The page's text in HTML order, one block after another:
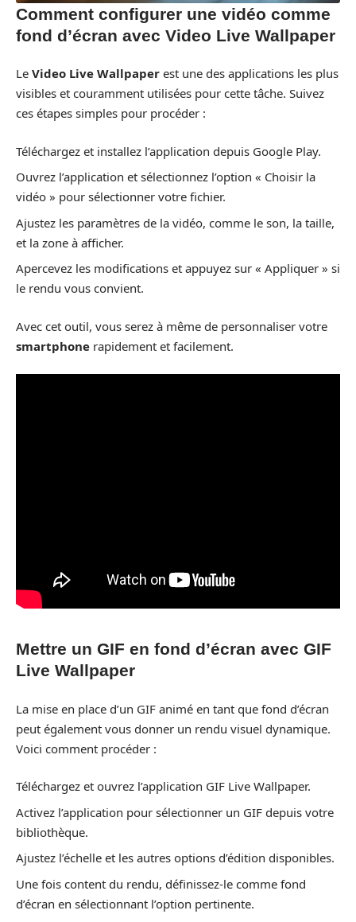
Comment configurer une vidéo comme
fond d’écran avec Video Live Wallpaper
Le Video Live Wallpaper est une des applications les plus
visibles et couramment utilisées pour cette tâche. Suivez
ces étapes simples pour procéder :
Téléchargez et installez l’application depuis Google Play.
Ouvrez l’application et sélectionnez l’option « Choisir la
vidéo » pour sélectionner votre fichier.
Ajustez les paramètres de la vidéo, comme le son, la taille,
et la zone à afficher.
Apercevez les modifications et appuyez sur « Appliquer » si
le rendu vous convient.
Avec cet outil, vous serez à même de personnaliser votre
smartphone rapidement et facilement.
Mettre un GIF en fond d’écran avec GIF
Live Wallpaper
La mise en place d’un GIF animé en tant que fond d’écran
peut également vous donner un rendu visuel dynamique.
Voici comment procéder :
Téléchargez et ouvrez l’application GIF Live Wallpaper.
Activez l’application pour sélectionner un GIF depuis votre
bibliothèque.
Ajustez l’échelle et les autres options d’édition disponibles.
Une fois content du rendu, définissez-le comme fond
d’écran en sélectionnant l’option pertinente.